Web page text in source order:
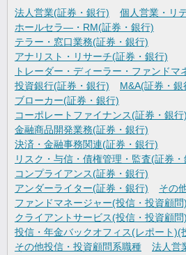
法人営業(証券・銀行)
個人営業・リ
ホールセラ―・RM(証券・銀行)
テラー・窓口業務(証券・銀行)
アナリスト・リサーチ(証券・銀行)
トレーダー・ディーラー・ファンドマ
投資銀行(証券・銀行)
M&A(証券・銀
ブローカー(証券・銀行)
コーポレートファイナンス(証券・銀行)
金融商品開発業務(証券・銀行)
決済・金融事務関連(証券・銀行)
リスク・与信・債権管理・監査(証券・
コンプライアンス(証券・銀行)
アンダーライター(証券・銀行)
その
ファンドマネージャー(投信・投資顧問)
クライアントサービス(投信・投資顧問)
投信・年金バックオフィス(レポート)(
その他投信・投資顧問系職種
法人営